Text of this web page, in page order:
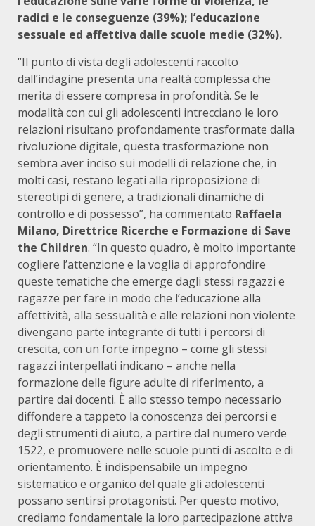
radici e le conseguenze (39%); l’educazione
sessuale ed affettiva dalle scuole medie (32%).
“Il punto di vista degli adolescenti raccolto
dall’indagine presenta una realtà complessa che
merita di essere compresa in profondità. Se le
modalità con cui gli adolescenti intrecciano le loro
relazioni risultano profondamente trasformate dalla
rivoluzione digitale, questa trasformazione non
sembra aver inciso sui modelli di relazione che, in
molti casi, restano legati alla riproposizione di
stereotipi di genere, a tradizionali dinamiche di
controllo e di possesso”, ha commentato Raffaela
Milano, Direttrice Ricerche e Formazione di Save
the Children. “In questo quadro, è molto importante
cogliere l’attenzione e la voglia di approfondire
queste tematiche che emerge dagli stessi ragazzi e
ragazze per fare in modo che l’educazione alla
affettività, alla sessualità e alle relazioni non violente
divengano parte integrante di tutti i percorsi di
crescita, con un forte impegno – come gli stessi
ragazzi interpellati indicano – anche nella
formazione delle figure adulte di riferimento, a
partire dai docenti. È allo stesso tempo necessario
diffondere a tappeto la conoscenza dei percorsi e
degli strumenti di aiuto, a partire dal numero verde
1522, e promuovere nelle scuole punti di ascolto e di
orientamento. È indispensabile un impegno
sistematico e organico del quale gli adolescenti
possano sentirsi protagonisti. Per questo motivo,
crediamo fondamentale la loro partecipazione attiva